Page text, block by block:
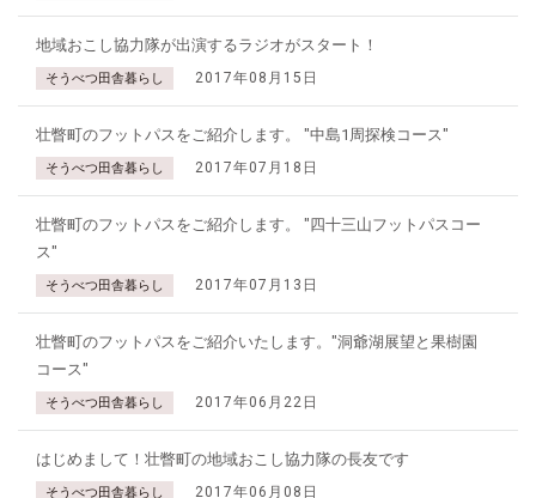
地域おこし協力隊が出演するラジオがスタート！
そうべつ田舎暮らし 2017年08月15日
壮瞥町のフットパスをご紹介します。 "中島1周探検コース"
そうべつ田舎暮らし 2017年07月18日
壮瞥町のフットパスをご紹介します。 "四十三山フットパスコー
ス"
そうべつ田舎暮らし 2017年07月13日
壮瞥町のフットパスをご紹介いたします。"洞爺湖展望と果樹園
コース"
そうべつ田舎暮らし 2017年06月22日
はじめまして！壮瞥町の地域おこし協力隊の長友です
そうべつ田舎暮らし 2017年06月08日